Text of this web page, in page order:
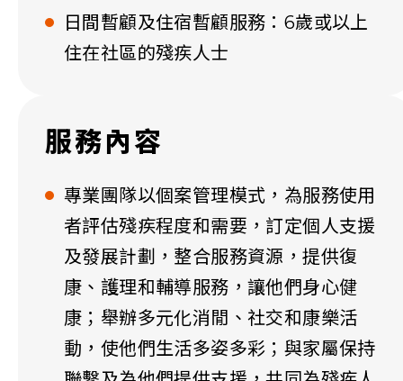
日間暫顧及住宿暫顧服務：6歲或以上
住在社區的殘疾人士
服務內容
專業團隊以個案管理模式，為服務使用
者評估殘疾程度和需要，訂定個人支援
及發展計劃，整合服務資源，提供復
康、護理和輔導服務，讓他們身心健
康；舉辦多元化消閒、社交和康樂活
動，使他們生活多姿多彩；與家屬保持